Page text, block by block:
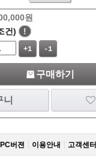
원
건)
!
+1 -1
구매하기
니
PC버젼 이용안내 고객센터